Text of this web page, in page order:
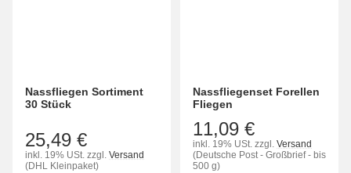
Nassfliegen Sortiment
30 Stück
25,49 €
inkl. 19% USt. zzgl. Versand
(DHL Kleinpaket)
Nassfliegenset Forellen
Fliegen
11,09 €
inkl. 19% USt. zzgl. Versand
(Deutsche Post - Großbrief - bis
500 g)